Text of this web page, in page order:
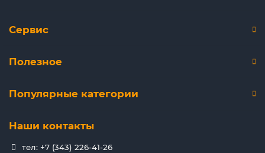
Сервис
Полезное
Популярные категории
Наши контакты
тел: +7 (343) 226-41-26